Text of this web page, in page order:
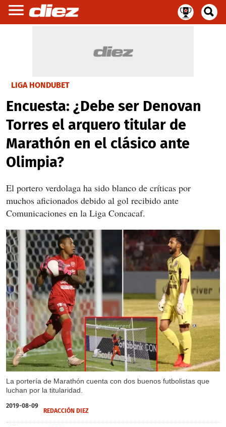
LIGA HONDUBET
Encuesta: ¿Debe ser Denovan
Torres el arquero titular de
Marathón en el clásico ante
Olimpia?
El portero verdolaga ha sido blanco de críticas por
muchos aficionados debido al gol recibido ante
Comunicaciones en la Liga Concacaf.
La portería de Marathón cuenta con dos buenos futbolistas que
luchan por la titularidad.
X
2019-08-09
REDACCIÓN DIEZ